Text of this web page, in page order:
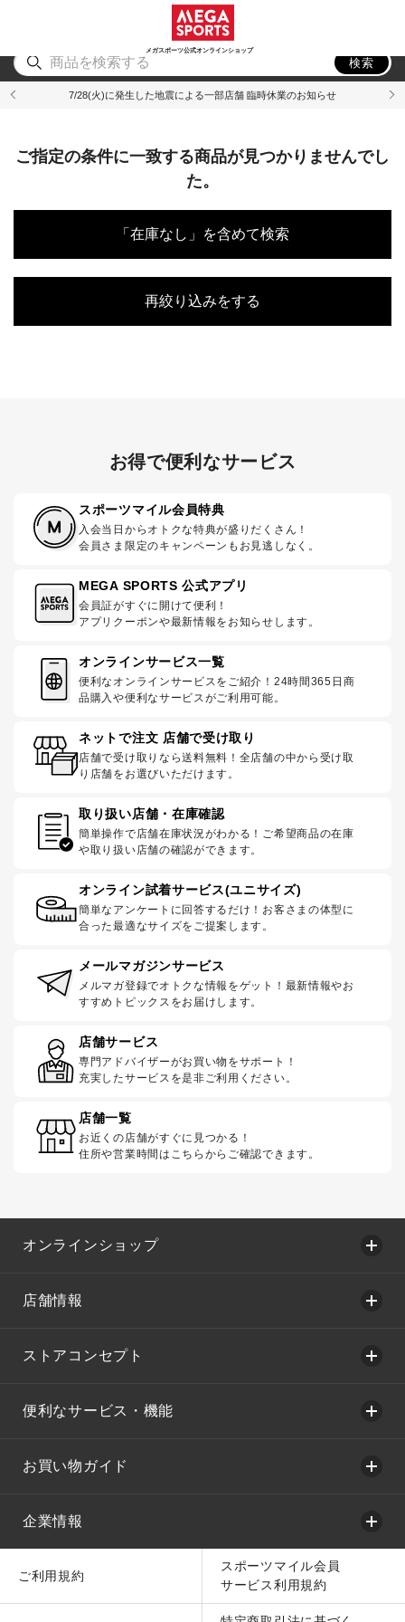
メガスポーツ公式オンラインショップ
アウトドア
検索
7/28(火)に発生した地震による一部店舗 臨時休業のお知らせ
ご指定の条件に一致する商品が見つかりませんでし
た。
「在庫なし」を含めて検索
再絞り込みをする
お得で便利なサービス
スポーツマイル会員特典
入会当日からオトクな特典が盛りだくさん！
会員さま限定のキャンペーンもお見逃しなく。
MEGA SPORTS 公式アプリ
会員証がすぐに開けて便利！
アプリクーポンや最新情報をお知らせします。
オンラインサービス一覧
便利なオンラインサービスをご紹介！24時間365日商
品購入や便利なサービスがご利用可能。
ネットで注文 店舗で受け取り
店舗で受け取りなら送料無料！全店舗の中から受け取
り店舗をお選びいただけます。
取り扱い店舗・在庫確認
簡単操作で店舗在庫状況がわかる！ご希望商品の在庫
や取り扱い店舗の確認ができます。
オンライン試着サービス(ユニサイズ)
簡単なアンケートに回答するだけ！お客さまの体型に
合った最適なサイズをご提案します。
メールマガジンサービス
メルマガ登録でオトクな情報をゲット！最新情報やお
すすめトピックスをお届けします。
店舗サービス
専門アドバイザーがお買い物をサポート！
充実したサービスを是非ご利用ください。
店舗一覧
お近くの店舗がすぐに見つかる！
住所や営業時間はこちらからご確認できます。
オンラインショップ
店舗情報
ストアコンセプト
便利なサービス・機能
お買い物ガイド
企業情報
ご利用規約
スポーツマイル会員
サービス利用規約